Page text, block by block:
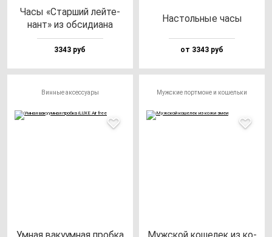
Часы «Стар­ший лей­те­
нант» из об­си­ди­ана
3343 руб
Нас­толь­ные ча­сы
от 3343 руб
Винные аксессуары Мужские портмоне и кошельки